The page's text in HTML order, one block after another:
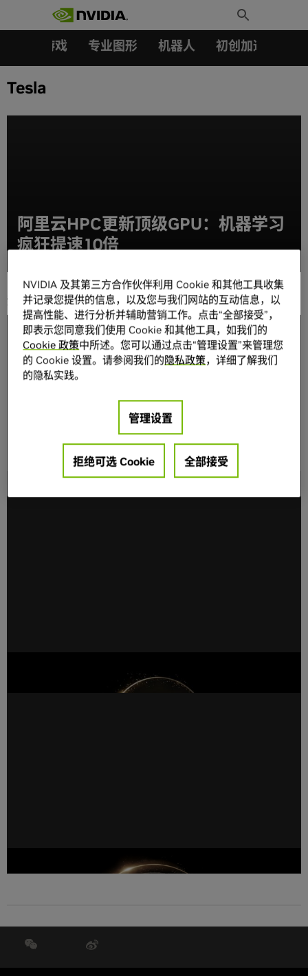
Toggle
Search
游戏 专业图形 机器人 初创加速会员成
Tesla
阿里云HPC更新顶级GPU：机器学习
疯狂提速10倍
热门文章
智能汽车的前沿开放模型，现已开放商用
AI 领导者提出 SAFE 指南，旨在提高网络安全透明度
NVIDIA 及其第三方合作伙伴利用 Cookie 和其他工具收集
并记录您提供的信息，以及您与我们网站的互动信息，以
提高性能、进行分析并辅助营销工作。点击“全部接受”，
即表示您同意我们使用 Cookie 和其他工具，如我们的
Cookie 政策中所述。您可以通过点击“管理设置”来管理您
的 Cookie 设置。请参阅我们的隐私政策，详细了解我们
的隐私实践。
管理设置
拒绝可选 Cookie 全部接受